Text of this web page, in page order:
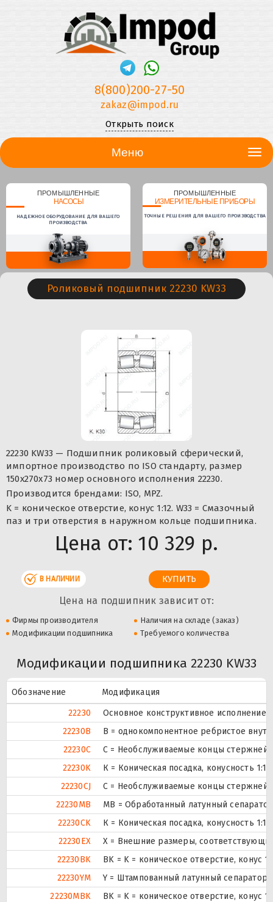
8(800)200-27-50
zakaz@impod.ru
Открыть поиск
Меню
ПРОМЫШЛЕННЫЕ
НАСОСЫ
НАДЕЖНОЕ ОБОРУДОВАНИЕ ДЛЯ ВАШЕГО
ПРОИЗВОДСТВА
ПРОМЫШЛЕННЫЕ
ИЗМЕРИТЕЛЬНЫЕ ПРИБОРЫ
ТОЧНЫЕ РЕШЕНИЯ ДЛЯ ВАШЕГО ПРОИЗВОДСТВА
Роликовый подшипник 22230 KW33
22230 KW33 — Подшипник роликовый сферический,
импортное производство по ISO стандарту, размер
150x270x73 номер основного исполнения 22230.
Производится брендами: ISO, MPZ.
K = коническое отверстие, конус 1:12. W33 = Смазочный
паз и три отверстия в наружном кольце подшипника.
Цена от: 10 329 р.
В НАЛИЧИИ
Цена на подшипник зависит от:
Фирмы производителя
Наличия на складе (заказ)
Модификации подшипника
Требуемого количества
Модификации подшипника 22230 KW33
Обозначение
Модификация
22230
Основное конструктивное исполнение.
22230B
B = однокомпонентное ребристое
22230C
С = Необслуживаемые концы стержней,
22230K
К = Коническая посадка, конусность 1:12.
22230CJ
С = Необслуживаемые концы стержней,
22230MB
MB = Обработанный латунный
22230CK
К = Коническая посадка, конусность 1:12.
22230EX
X = Внешние размеры,
22230BK
BK = K = коническое отверстие, конус
22230YM
Y = Штампованный латунный
22230MBK
BK = K = коническое отверстие, конус